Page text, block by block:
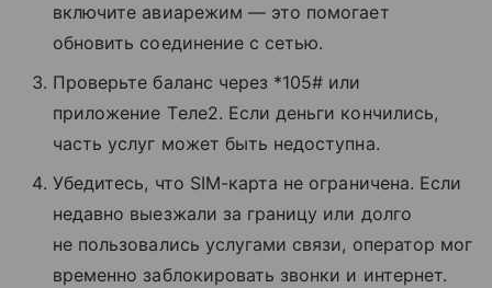
включите авиарежим — это помогает
обновить соединение с сетью.
Проверьте баланс через *105# или
приложение Tеле2. Если деньги кончились,
часть услуг может быть недоступна.
Убедитесь, что SIM-карта не ограничена. Если
недавно выезжали за границу или долго
не пользовались услугами связи, оператор мог
временно заблокировать звонки и интернет.